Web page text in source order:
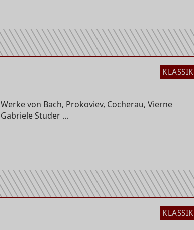
KLASSIK
Werke von Bach, Prokoviev, Cocherau, Vierne
Gabriele Studer ...
KLASSIK